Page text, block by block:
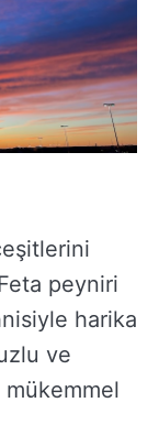
peyniri
harika
ve
mükemmel